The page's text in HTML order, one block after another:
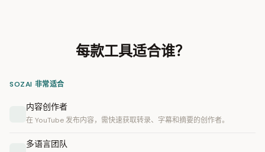
每款工具适合谁？
SOZAI 非常适合
内容创作者
在 YouTube 发布内容，需快速获取转录、字幕和摘要的创作者。
多语言团队